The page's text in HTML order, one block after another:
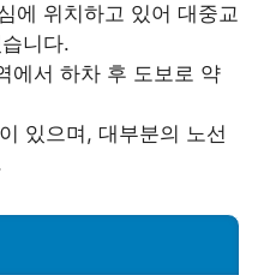
에 위치하고 있어 대중교
니다.
에서 하차 후 도보로 약
있으며, 대부분의 노선